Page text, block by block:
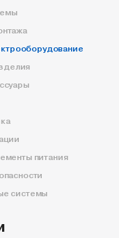
питания
системы